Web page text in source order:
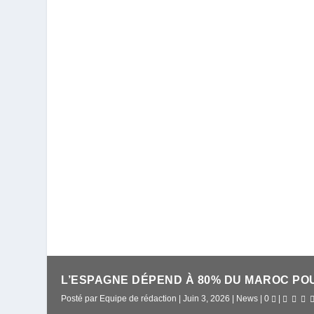
L’ESPAGNE DÉPEND À 80% DU MAROC
Posté par Equipe de rédaction |Juin 3, 2026 | News |0 |